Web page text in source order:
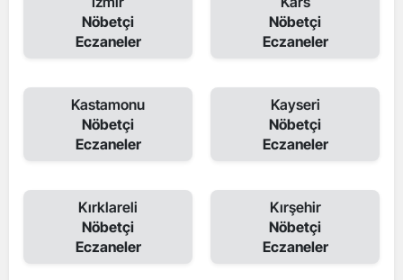
Nöbetçi
Eczaneler
Nöbetçi
Eczaneler
Kastamonu
Nöbetçi
Eczaneler
Kayseri
Nöbetçi
Eczaneler
Kırklareli
Nöbetçi
Eczaneler
Kırşehir
Nöbetçi
Eczaneler